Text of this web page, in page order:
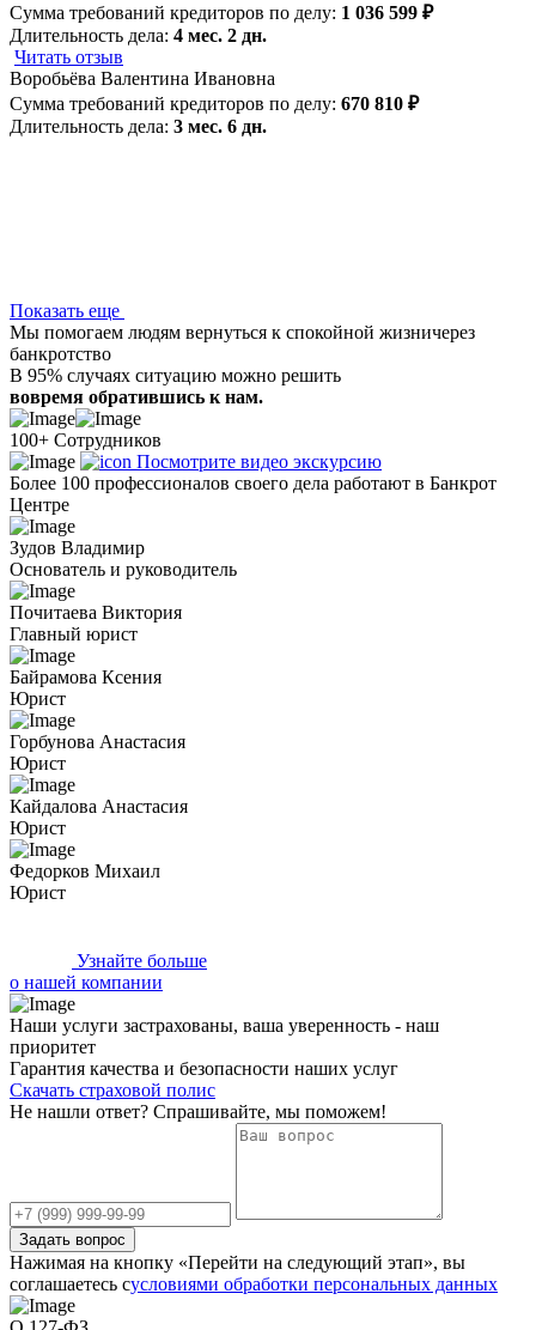
Сумма требований кредиторов по делу: 1 036 599 ₽
Длительность дела: 4 мес. 2 дн.
Читать отзыв
Воробьёва Валентина Ивановна
Сумма требований кредиторов по делу: 670 810 ₽
Длительность дела: 3 мес. 6 дн.
Показать еще
Мы помогаем людям вернуться к спокойной жизничерез
банкротство
В 95% случаях ситуацию можно решить
вовремя обратившись к нам.
100+ Сотрудников
Посмотрите видео экскурсию
Более 100 профессионалов своего дела работают в Банкрот
Центре
Зудов Владимир
Основатель и руководитель
Почитаева Виктория
Главный юрист
Байрамова Ксения
Юрист
Горбунова Анастасия
Юрист
Кайдалова Анастасия
Юрист
Федорков Михаил
Юрист
Узнайте больше
о нашей компании
Наши услуги застрахованы, ваша уверенность - наш
приоритет
Гарантия качества и безопасности наших услуг
Скачать страховой полис
Не нашли ответ? Спрашивайте, мы поможем!
Задать вопрос
Нажимая на кнопку «Перейти на следующий этап», вы
соглашаетесь сусловиями обработки персональных данных